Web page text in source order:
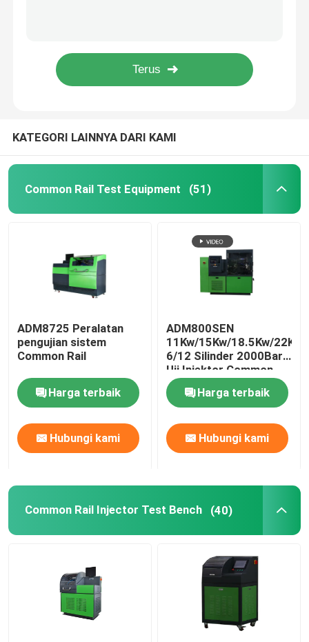
Common Rail Pump Test Bench
Diesel Injector Shims
Common Rail Injector Tools
Rail Nozzle umum
Rail umum Alat
Umum rel Valve
Rail umum Kit Injector Repair
Fuel Injection Pump plunger
Fuel Injector Nozzle
KATEGORI LAINNYA DARI KAMI
Common Rail Test Equipment (51)
ADM8725 Peralatan
pengujian sistem
Common Rail
Harga terbaik
Hubungi kami
ADM800SEN
11Kw/15Kw/18.5Kw/22Kw
6/12 Silinder 2000Bar
Uji Injektor Common
Rail Dan Pompa
Common Rail Dan
Pompa Bahan Bakar
Harga terbaik
Hubungi kami
Common Rail Injector Test Bench (40)